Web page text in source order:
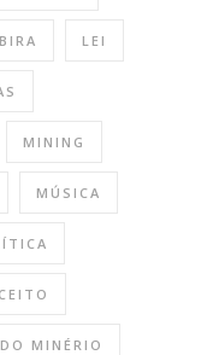
LEI
MINING
MÚSICA
MINÉRIO